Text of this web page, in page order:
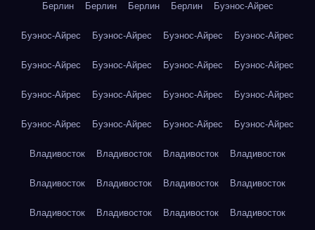
Берлин Берлин Берлин Берлин Буэнос-Айрес
Буэнос-Айрес Буэнос-Айрес Буэнос-Айрес Буэнос-Айрес
Буэнос-Айрес Буэнос-Айрес Буэнос-Айрес Буэнос-Айрес
Буэнос-Айрес Буэнос-Айрес Буэнос-Айрес Буэнос-Айрес
Буэнос-Айрес Буэнос-Айрес Буэнос-Айрес Буэнос-Айрес
Владивосток Владивосток Владивосток Владивосток
Владивосток Владивосток Владивосток Владивосток
Владивосток Владивосток Владивосток Владивосток